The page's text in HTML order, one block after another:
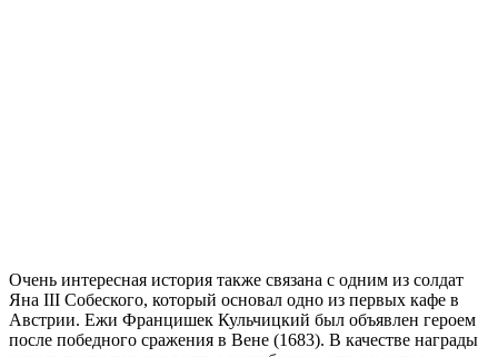
Очень интересная история также связана с одним из солдат
Яна III Собеского, который основал одно из первых кафе в
Австрии. Ежи Францишек Кульчицкий был объявлен героем
после победного сражения в Вене (1683). В качестве награды